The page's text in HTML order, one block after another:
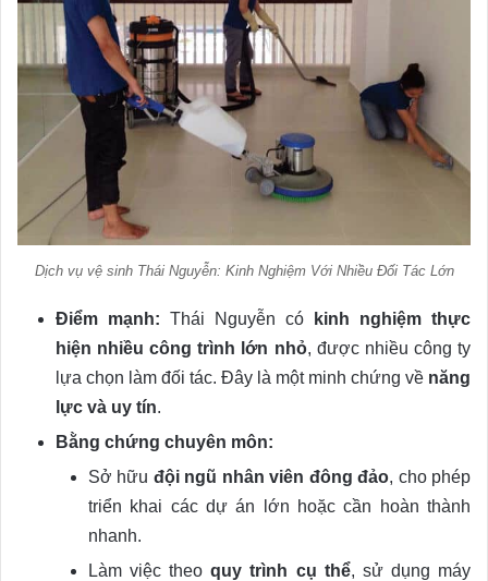
Dịch vụ vệ sinh Thái Nguyễn: Kinh Nghiệm Với Nhiều Đối Tác Lớn
Điểm mạnh: Thái Nguyễn có
kinh nghiệm thực
hiện nhiều công trình lớn nhỏ, được nhiều công ty
lựa chọn làm đối tác. Đây là một minh chứng về năng
lực và uy tín.
Bằng chứng chuyên môn:
Sở hữu đội ngũ nhân viên đông đảo, cho phép
triển khai các dự án lớn hoặc cần hoàn thành
nhanh.
Làm việc theoquy trình cụ thể, sử dụng máy